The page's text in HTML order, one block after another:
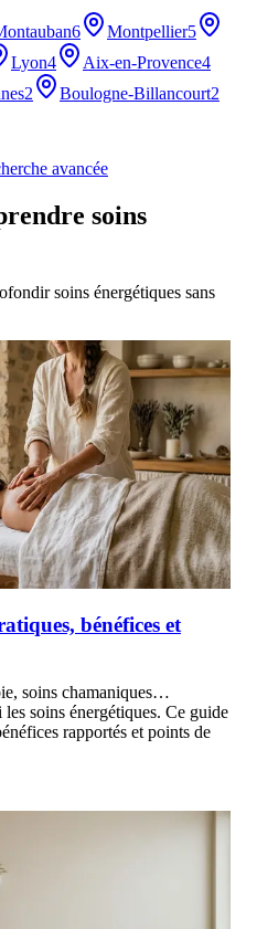
6 Montpellier5
Lyon4 Aix-en-Provence4
2 Boulogne-Billancourt2
avancée
soins
soins énergétiques sans
bénéfices et
soins chamaniques…
soins énergétiques. Ce guide
rapportés et points de